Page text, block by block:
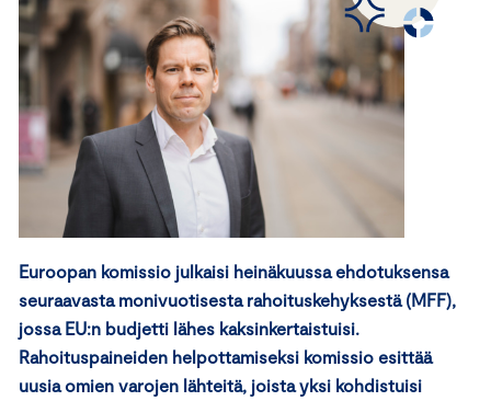
Euroopan komissio julkaisi heinäkuussa ehdotuksensa
seuraavasta monivuotisesta rahoituskehyksestä (MFF),
jossa EU:n budjetti lähes kaksinkertaistuisi.
Rahoituspaineiden helpottamiseksi komissio esittää
uusia omien varojen lähteitä, joista yksi kohdistuisi